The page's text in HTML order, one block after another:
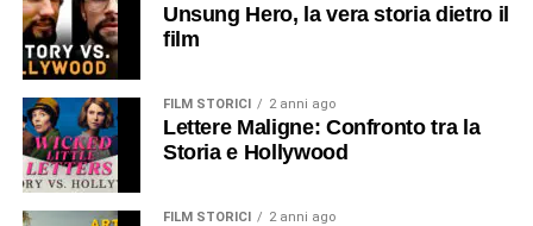
Unsung Hero, la vera storia dietro il
film
FILM STORICI 2 anni ago
Lettere Maligne: Confronto tra la
Storia e Hollywood
FILM STORICI 2 anni ago